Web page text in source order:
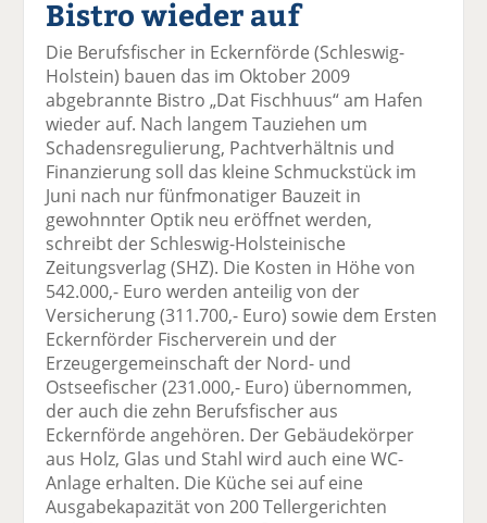
uf
F
ac
e
b
o
o
k
te
il
e
n
wi
er
n
uf
n
e
di
e
er
m
v
d
n
e
Bistro wieder auf
Die Berufsfischer in Eckernförde (Schleswig-
Holstein) bauen das im Oktober 2009
abgebrannte Bistro „Dat Fischhuus“ am Hafen
wieder auf. Nach langem Tauziehen um
Schadensregulierung, Pachtverhältnis und
Finanzierung soll das kleine Schmuckstück im
Juni nach nur fünfmonatiger Bauzeit in
gewohnnter Optik neu eröffnet werden,
schreibt der Schleswig-Holsteinische
Zeitungsverlag (SHZ). Die Kosten in Höhe von
542.000,- Euro werden anteilig von der
Versicherung (311.700,- Euro) sowie dem Ersten
Eckernförder Fischerverein und der
Erzeugergemeinschaft der Nord- und
Ostseefischer (231.000,- Euro) übernommen,
der auch die zehn Berufsfischer aus
Eckernförde angehören. Der Gebäudekörper
aus Holz, Glas und Stahl wird auch eine WC-
Anlage erhalten. Die Küche sei auf eine
Ausgabekapazität von 200 Tellergerichten